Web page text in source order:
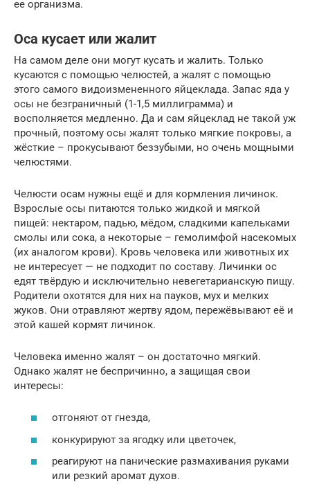
ее организма.
Оса кусает или жалит
На самом деле они могут кусать и жалить. Только
кусаются с помощью челюстей, а жалят с помощью
этого самого видоизмененного яйцеклада. Запас яда у
осы не безграничный (1-1,5 миллиграмма) и
восполняется медленно. Да и сам яйцеклад не такой уж
прочный, поэтому осы жалят только мягкие покровы, а
жёсткие – прокусывают беззубыми, но очень мощными
челюстями.
Челюсти осам нужны ещё и для кормления личинок.
Взрослые осы питаются только жидкой и мягкой
пищей: нектаром, падью, мёдом, сладкими капельками
смолы или сока, а некоторые – гемолимфой насекомых
(их аналогом крови). Кровь человека или животных их
не интересует — не подходит по составу. Личинки ос
едят твёрдую и исключительно невегетарианскую пищу.
Родители охотятся для них на пауков, мух и мелких
жуков. Они отравляют жертву ядом, пережёвывают её и
этой кашей кормят личинок.
Человека именно жалят – он достаточно мягкий.
Однако жалят не беспричинно, а защищая свои
интересы:
отгоняют от гнезда,
конкурируют за ягодку или цветочек,
реагируют на панические размахивания руками
или резкий аромат духов.